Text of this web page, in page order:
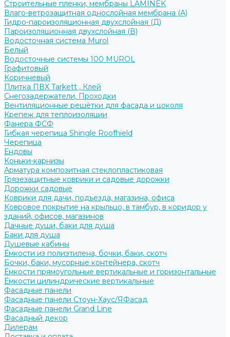
Строительные пленки, мембраны LAMINEK
Влаго-ветрозащитная однослойная мембрана (А)
Гидро-пароизоляционная двухслойная (Д)
Пароизоляционная двухслойная (В)
Водосточная система Murol
Белый
Водосточные системы 100 MUROL
Графитовый
Коричневый
Плитка ПВХ Tarkett , Клей
Снегозадержатели, Проходки
Вентиляционные решётки для фасада и цоколя
Крепеж для теплоизоляции
Фанера ФСФ
Гибкая черепица Shingle Roofhield
Черепица
Ендовы
Коньки-карнизы
Арматура композитная стеклопластиковая
Грязезащитные коврики и садовые дорожки
Дорожки садовые
Коврики для дачи, подъезда, магазина, офиса
Ковровое покрытие на крыльцо, в тамбур, в коридор у
зданий, офисов, магазинов
Дачные души, баки для душа
Баки для душа
Душевые кабины
Ёмкости из полиэтилена, бочки, баки, скотч
Бочки, баки, мусорные контейнера, скотч
Ёмкости прямоугольные вертикальные и горизонтальные
Ёмкости цилиндрические вертикальные
Фасадные панели
Фасадные панели Стоун-Хаус/ЯФасад
Фасадные панели Grand Line
Фасадный декор
Дилерам